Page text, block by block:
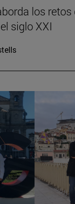
los
siglo XXI